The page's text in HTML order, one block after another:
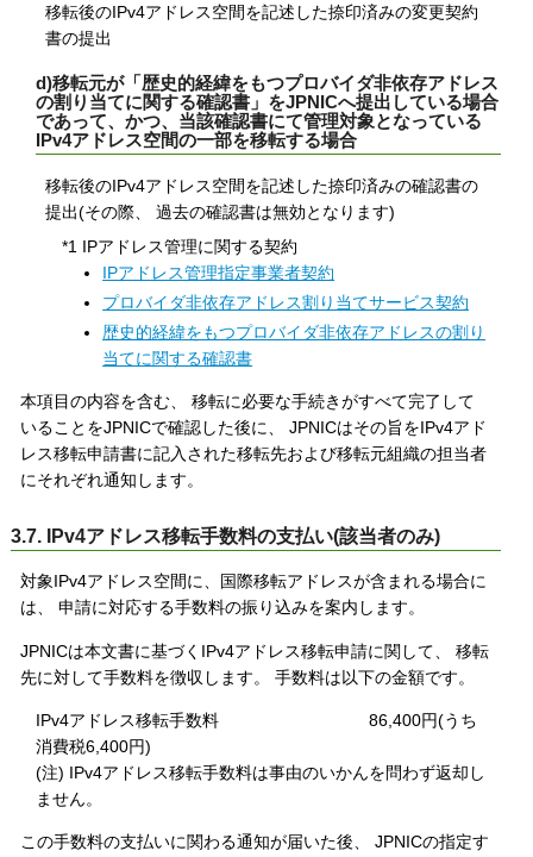
移転後のIPv4アドレス空間を記述した捺印済みの変更契約
書の提出
d)移転元が「歴史的経緯をもつプロバイダ非依存アドレス
の割り当てに関する確認書」をJPNICへ提出している場合
であって、かつ、当該確認書にて管理対象となっている
IPv4アドレス空間の一部を移転する場合
移転後のIPv4アドレス空間を記述した捺印済みの確認書の
提出(その際、 過去の確認書は無効となります)
*1 IPアドレス管理に関する契約
IPアドレス管理指定事業者契約
プロバイダ非依存アドレス割り当てサービス契約
歴史的経緯をもつプロバイダ非依存アドレスの割り
当てに関する確認書
本項目の内容を含む、 移転に必要な手続きがすべて完了して
いることをJPNICで確認した後に、 JPNICはその旨をIPv4アド
レス移転申請書に記入された移転先および移転元組織の担当者
にそれぞれ通知します。
3.7. IPv4アドレス移転手数料の支払い(該当者のみ)
対象IPv4アドレス空間に、国際移転アドレスが含まれる場合に
は、 申請に対応する手数料の振り込みを案内します。
JPNICは本文書に基づくIPv4アドレス移転申請に関して、 移転
先に対して手数料を徴収します。 手数料は以下の金額です。
IPv4アドレス移転手数料 86,400円(うち
消費税6,400円)
(注) IPv4アドレス移転手数料は事由のいかんを問わず返却し
ません。
この手数料の支払いに関わる通知が届いた後、 JPNICの指定す